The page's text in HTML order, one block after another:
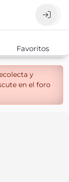
Favoritos
y
en el foro